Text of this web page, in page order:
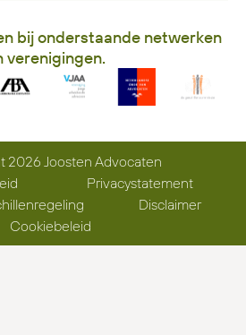
bij onderstaande netwerken
verenigingen.
2026 Joosten Advocaten
Privacystatement
Disclaimer
Cookiebeleid